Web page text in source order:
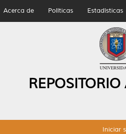
Acerca de Políticas Estadísticas
Iniciar